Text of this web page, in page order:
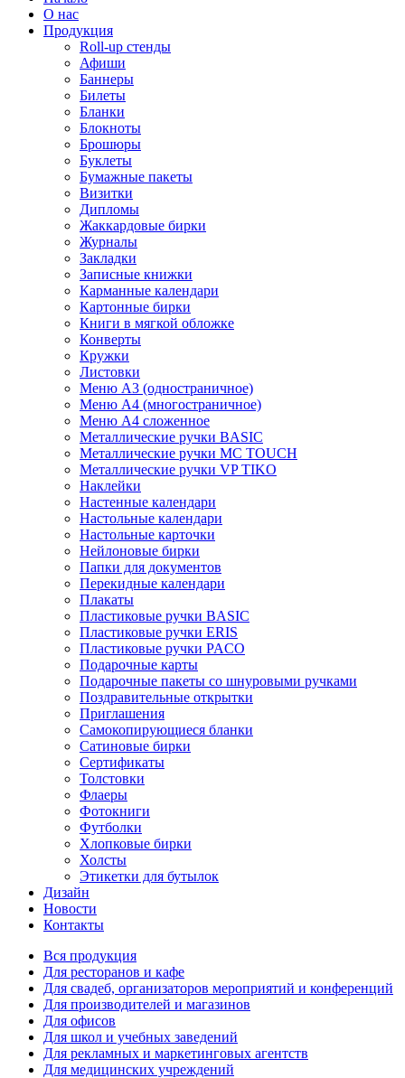
О нас
Продукция
Roll-up стенды
Афиши
Баннеры
Билеты
Бланки
Блокноты
Брошюры
Буклеты
Бумажные пакеты
Визитки
Дипломы
Жаккардовые бирки
Журналы
Закладки
Записные книжки
Карманные календари
Картонные бирки
Книги в мягкой обложке
Конверты
Кружки
Листовки
Меню A3 (одностраничное)
Меню A4 (многостраничное)
Меню A4 сложенное
Металлические ручки BASIC
Металлические ручки MC TOUCH
Металлические ручки VP TIKO
Наклейки
Настенные календари
Настольные календари
Настольные карточки
Нейлоновые бирки
Папки для документов
Перекидные календари
Плакаты
Пластиковые ручки BASIC
Пластиковые ручки ERIS
Пластиковые ручки PACO
Подарочные карты
Подарочные пакеты со шнуровыми ручками
Поздравительные открытки
Приглашения
Самокопирующиеся бланки
Сатиновые бирки
Сертификаты
Толстовки
Флаеры
Фотокниги
Футболки
Хлопковые бирки
Холсты
Этикетки для бутылок
Дизайн
Новости
Контакты
Вся продукция
Для ресторанов и кафе
Для свадеб, организаторов мероприятий и конференций
Для производителей и магазинов
Для офисов
Для школ и учебных заведений
Для рекламных и маркетинговых агентств
Для медицинских учреждений